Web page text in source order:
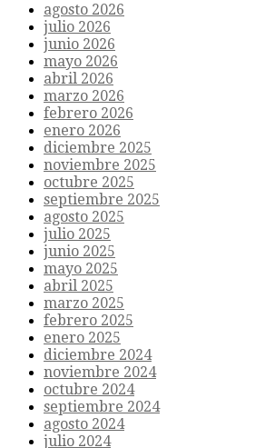
agosto 2026
julio 2026
junio 2026
mayo 2026
abril 2026
marzo 2026
febrero 2026
enero 2026
diciembre 2025
noviembre 2025
octubre 2025
septiembre 2025
agosto 2025
julio 2025
junio 2025
mayo 2025
abril 2025
marzo 2025
febrero 2025
enero 2025
diciembre 2024
noviembre 2024
octubre 2024
septiembre 2024
agosto 2024
julio 2024